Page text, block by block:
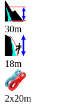
30m
x
18m
2x20m